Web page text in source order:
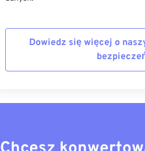
Dowiedz się więcej o